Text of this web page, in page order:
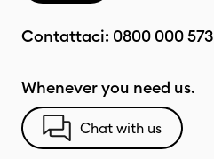
Contattaci: 0800 000 573
Whenever you need us.
Chat with us